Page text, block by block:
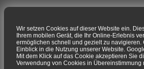
Wir setzen Cookies auf dieser Website ein.
Ihrem mobilen Gerät, die Ihr Online-Erlebnis
ermöglichen schnell und gezielt zu
Einblick in die Nutzung unserer Website.
Mit dem Klick auf das Cookie akzeptieren Sie
Verwendung von Cookies in